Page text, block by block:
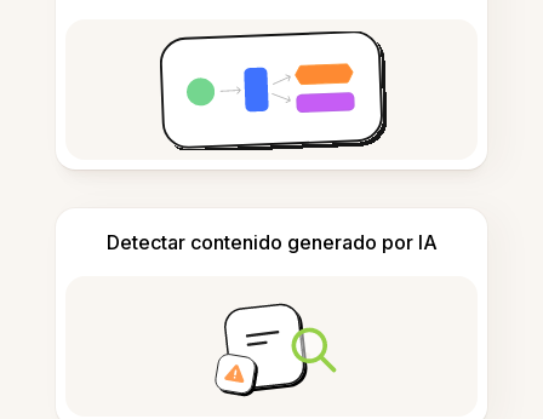
Detectar contenido generado por IA